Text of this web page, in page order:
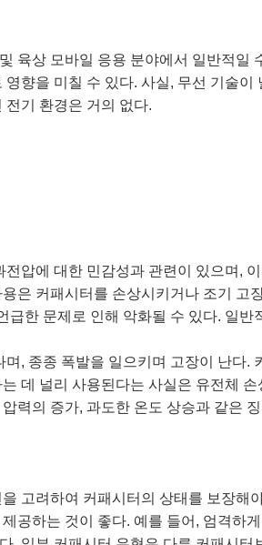
육상 모바일 응용 분야에서 일반적일
향을 미칠 수 있다. 사실, 무선 기술이
전기 환경은 거의 없다.
압에 대한 민감성과 관련이 있으며,
은 커패시터를 손상시키거나 조기 고
급한 문제로 인해 악화될 수 있다. 일
, 종종 폭발을 일으키며 고장이 난다.
데 널리 사용된다는 사실은 유전체
력의 증가, 과도한 온도 상승과 같은
고려하여 커패시터의 상태를 보장해
공하는 것이 좋다. 예를 들어, 엄격하